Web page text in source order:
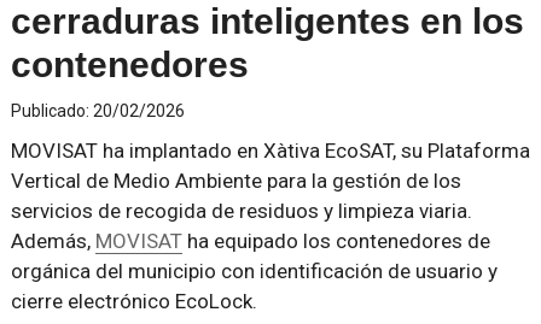
cerraduras inteligentes en los
contenedores
Publicado: 20/02/2026
MOVISAT ha implantado en Xàtiva EcoSAT, su Plataforma
Vertical de Medio Ambiente para la gestión de los
servicios de recogida de residuos y limpieza viaria.
Además, MOVISATha equipado los contenedores de
orgánica del municipio con identificación de usuario y
cierre electrónico EcoLock.